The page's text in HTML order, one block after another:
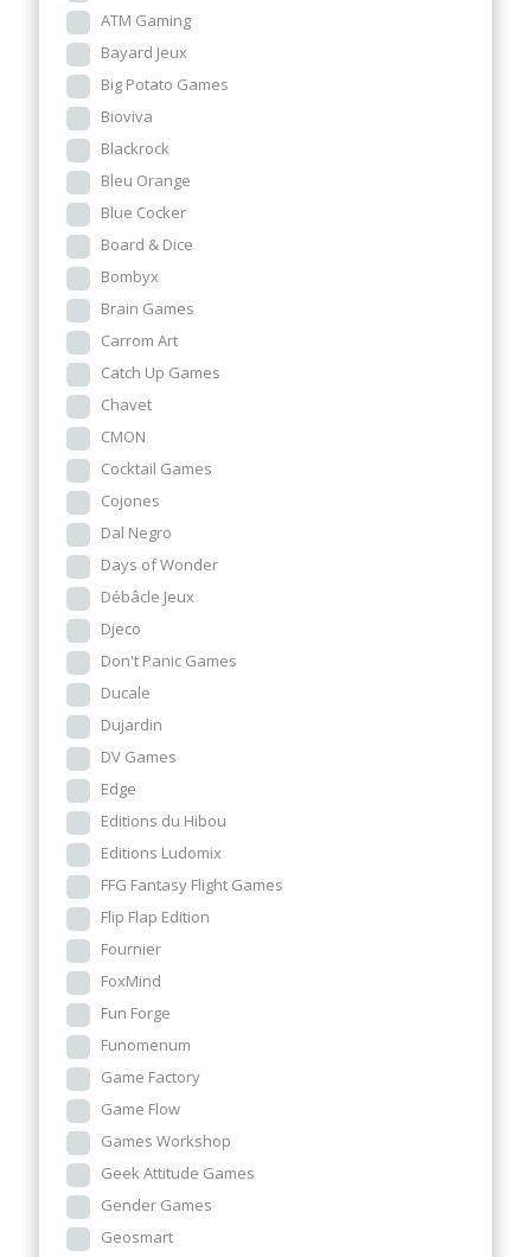
ATM Gaming
Bayard Jeux
Big Potato Games
Bioviva
Blackrock
Bleu Orange
Blue Cocker
Board & Dice
Bombyx
Brain Games
Carrom Art
Catch Up Games
Chavet
CMON
Cocktail Games
Cojones
Dal Negro
Days of Wonder
Débâcle Jeux
Djeco
Don't Panic Games
Ducale
Dujardin
DV Games
Edge
Editions du Hibou
Editions Ludomix
FFG Fantasy Flight Games
Flip Flap Edition
Fournier
FoxMind
Fun Forge
Funomenum
Game Factory
Game Flow
Games Workshop
Geek Attitude Games
Gender Games
Geosmart